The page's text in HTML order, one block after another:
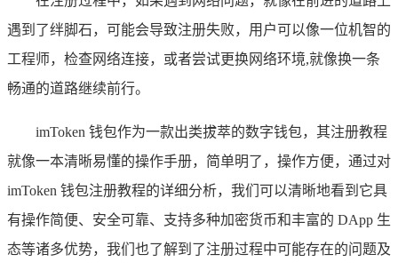
遇到了绊脚石，可能会导致注册失败，用户可以像一位机智的
工程师，检查网络连接，或者尝试更换网络环境,就像换一条
畅通的道路继续前行。
imToken 钱包作为一款出类拔萃的数字钱包，其注册教程
就像一本清晰易懂的操作手册，简单明了，操作方便，通过对
imToken 钱包注册教程的详细分析，我们可以清晰地看到它具
有操作简便、安全可靠、支持多种加密货币和丰富的 DApp 生
态等诸多优势，我们也了解到了注册过程中可能存在的问题及